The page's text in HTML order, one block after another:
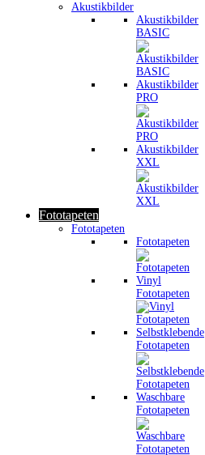
Akustikbilder
Akustikbilder
BASIC
Akustikbilder
PRO
Akustikbilder
XXL
Fototapeten
Fototapeten
Fototapeten
Vinyl
Fototapeten
Selbstklebende
Fototapeten
Waschbare
Fototapeten